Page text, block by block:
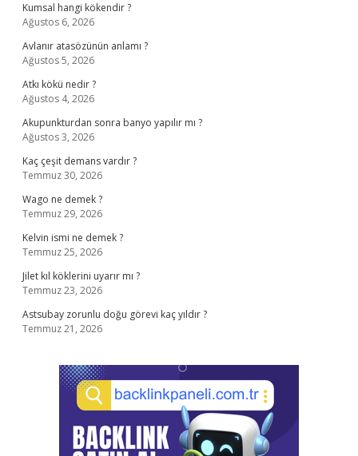
Kumsal hangi kökendir ?
Ağustos 6, 2026
Avlanır atasözünün anlamı ?
Ağustos 5, 2026
Atkı kökü nedir ?
Ağustos 4, 2026
Akupunkturdan sonra banyo yapılır mı ?
Ağustos 3, 2026
Kaç çeşit demans vardır ?
Temmuz 30, 2026
Wago ne demek ?
Temmuz 29, 2026
Kelvin ismi ne demek ?
Temmuz 25, 2026
Jilet kıl köklerini uyarır mı ?
Temmuz 23, 2026
Astsubay zorunlu doğu görevi kaç yıldır ?
Temmuz 21, 2026